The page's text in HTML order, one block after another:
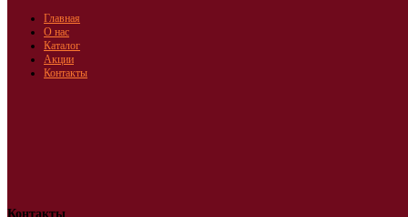
Главная
О нас
Каталог
Акции
Контакты
Контакты